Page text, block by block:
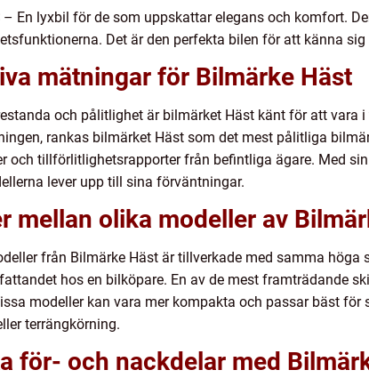
En lyxbil för de som uppskattar elegans och komfort.
Det är den perfekta bilen för att känna
mätningar för Bilmärke Häst
och pålitlighet är bilmärket Häst känt för att
rankas bilmärket Häst som det mest pålitliga
och tillförlitlighetsrapporter från befintliga ägare. Med
lever upp till sina förväntningar.
mellan olika modeller av
från Bilmärke Häst är tillverkade med samma
hos en bilköpare. En av de mest framträdande
modeller kan vara mer kompakta och passar bäst
terrängkörning.
för- och nackdelar med